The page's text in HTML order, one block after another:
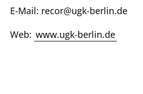
E-Mail: recor@ugk-berlin.de
Web: www.ugk-berlin.de